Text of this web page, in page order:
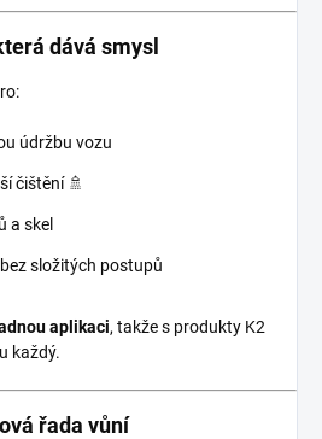
dává smysl
údržbu vozu
čištění 🚿
a skel
složitých postupů
aplikaci, takže s produkty K2
každý.
řada vůní